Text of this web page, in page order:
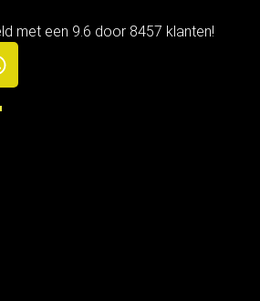
met een 9.6 door 8457 klanten!